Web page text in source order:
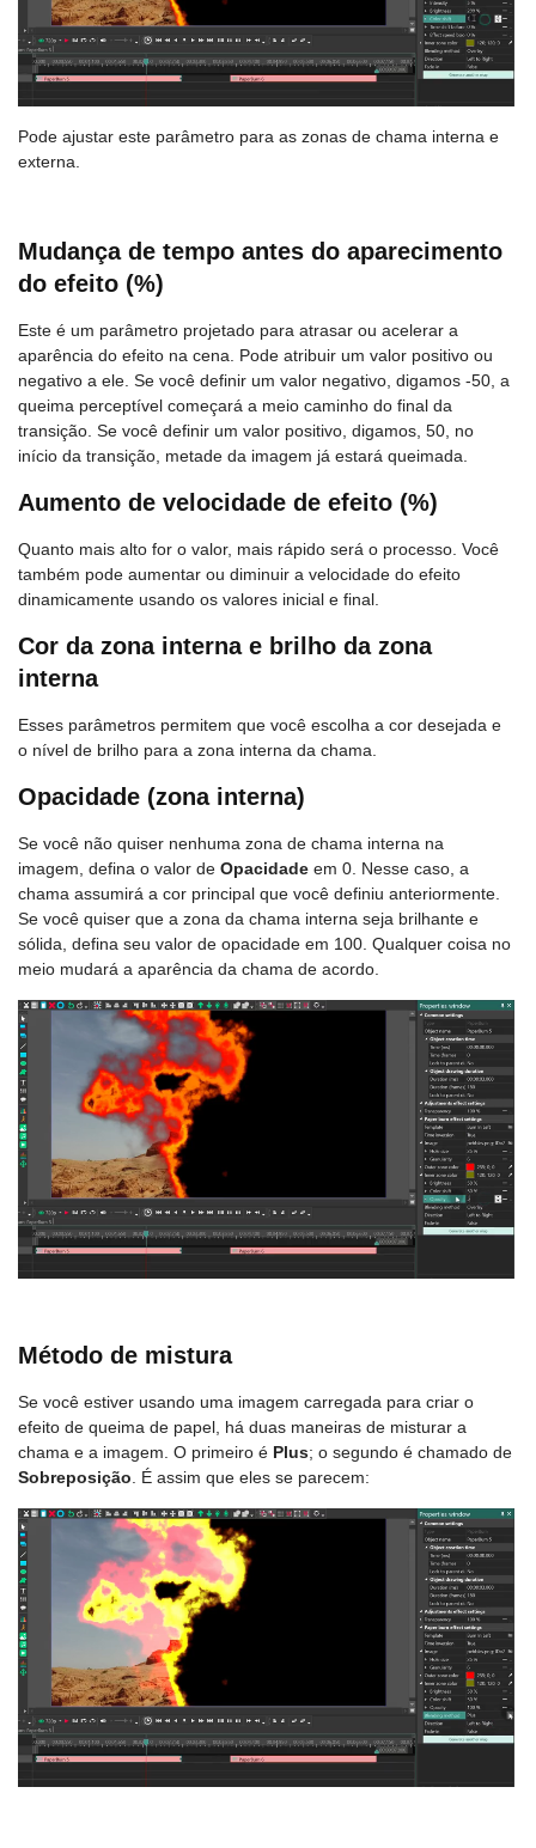
Pode ajustar este parâmetro para as zonas de chama interna e
externa.
Mudança de tempo antes do aparecimento
do efeito (%)
Este é um parâmetro projetado para atrasar ou acelerar a
aparência do efeito na cena. Pode atribuir um valor positivo ou
negativo a ele. Se você definir um valor negativo, digamos -50, a
queima perceptível começará a meio caminho do final da
transição. Se você definir um valor positivo, digamos, 50, no
início da transição, metade da imagem já estará queimada.
Aumento de velocidade de efeito (%)
Quanto mais alto for o valor, mais rápido será o processo. Você
também pode aumentar ou diminuir a velocidade do efeito
dinamicamente usando os valores inicial e final.
Cor da zona interna e brilho da zona
interna
Esses parâmetros permitem que você escolha a cor desejada e
o nível de brilho para a zona interna da chama.
Opacidade (zona interna)
Se você não quiser nenhuma zona de chama interna na
imagem, defina o valor de Opacidade em 0. Nesse caso, a
chama assumirá a cor principal que você definiu anteriormente.
Se você quiser que a zona da chama interna seja brilhante e
sólida, defina seu valor de opacidade em 100. Qualquer coisa no
meio mudará a aparência da chama de acordo.
Método de mistura
Se você estiver usando uma imagem carregada para criar o
efeito de queima de papel, há duas maneiras de misturar a
chama e a imagem. O primeiro é Plus; o segundo é chamado de
Sobreposição . É assim que eles se parecem: